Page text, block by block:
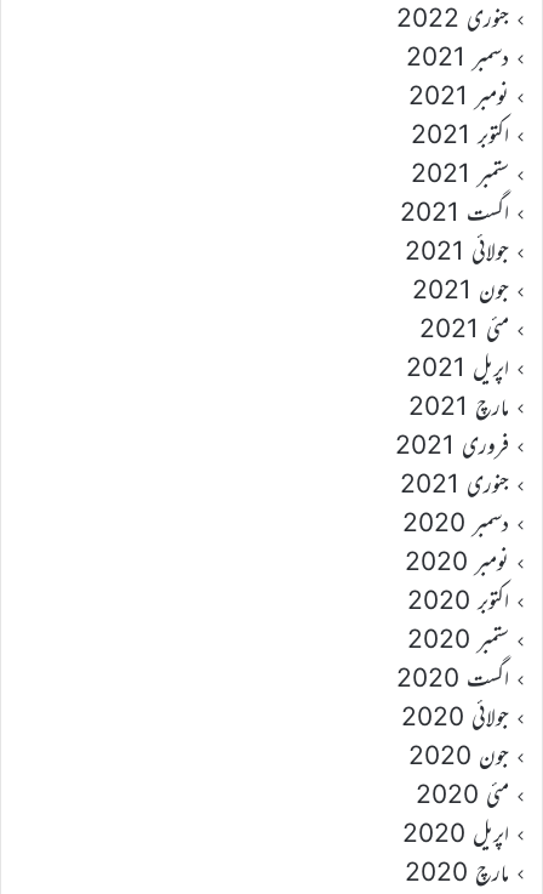
جنوری 2022
دسمبر 2021
نومبر 2021
اکتوبر 2021
ستمبر 2021
اگست 2021
جولائی 2021
جون 2021
مئی 2021
اپریل 2021
مارچ 2021
فروری 2021
جنوری 2021
دسمبر 2020
نومبر 2020
اکتوبر 2020
ستمبر 2020
اگست 2020
جولائی 2020
جون 2020
مئی 2020
اپریل 2020
مارچ 2020